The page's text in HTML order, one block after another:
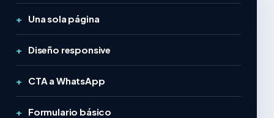
Una sola página
Diseño responsive
CTA a WhatsApp
Formulario básico